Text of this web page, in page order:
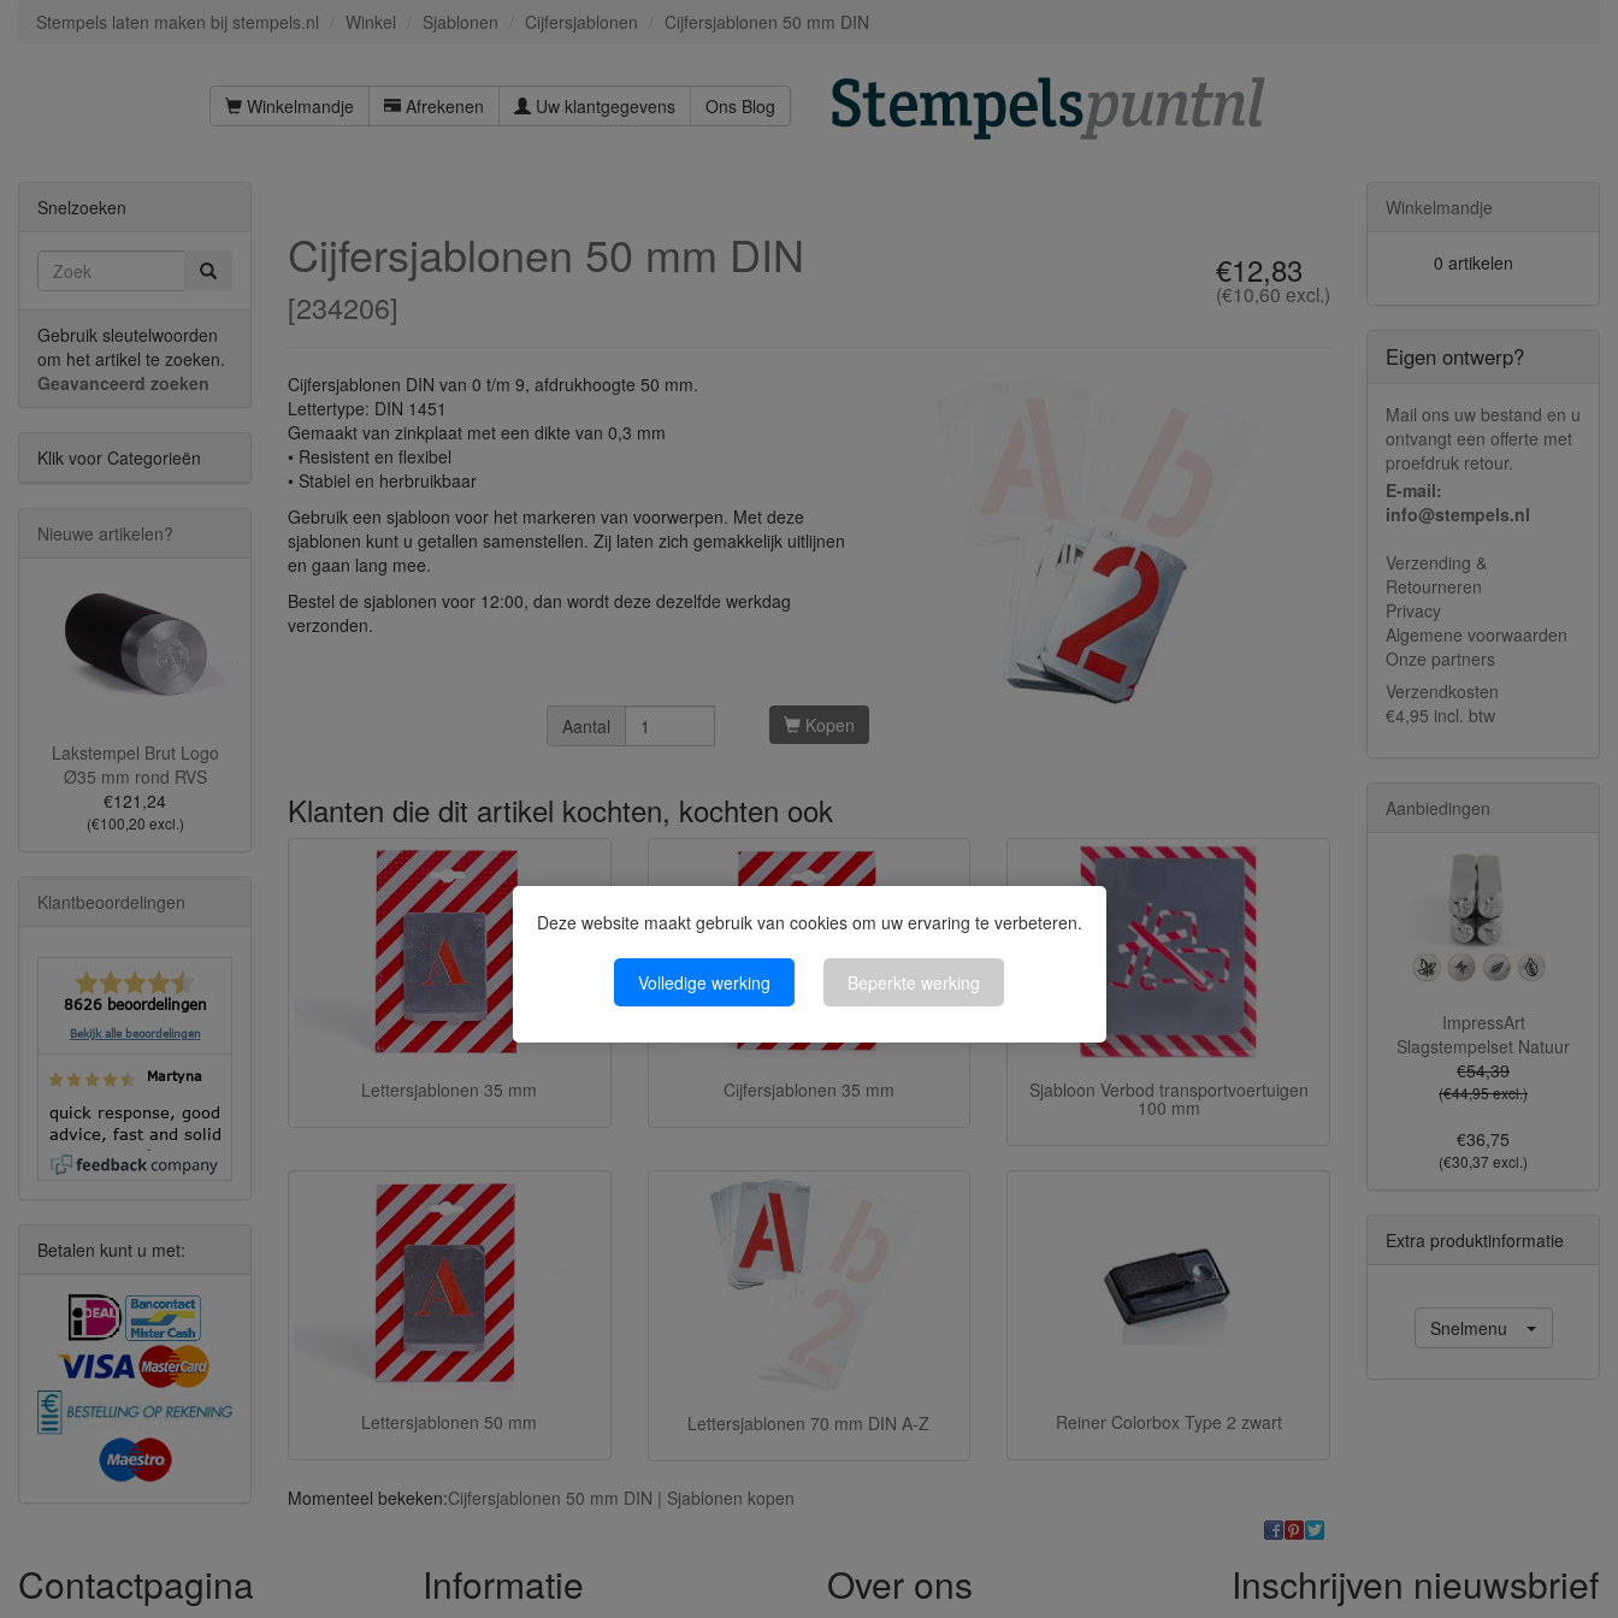
Deze website maakt gebruik van cookies om uw ervaring te verbeteren.
Volledige werking Beperkte werking
Stempels laten maken bij stempels.nl Winkel Sjablonen Cijfersjablonen Cijfersjablonen 50 mm DIN
Winkelmandje Afrekenen Uw klantgegevens Ons Blog
€12,83
(€10,60 excl.)
Cijfersjablonen 50 mm DIN
[234206]
Cijfersjablonen DIN van 0 t/m 9, afdrukhoogte 50 mm.
Lettertype: DIN 1451
Gemaakt van zinkplaat met een dikte van 0,3 mm
• Resistent en flexibel
• Stabiel en herbruikbaar
Gebruik een sjabloon voor het markeren van voorwerpen. Met deze
sjablonen kunt u getallen samenstellen. Zij laten zich gemakkelijk uitlijnen
en gaan lang mee.
Bestel de sjablonen voor 12:00, dan wordt deze dezelfde werkdag
verzonden.
Aantal Kopen
Klanten die dit artikel kochten, kochten ook
Lettersjablonen 35 mm Cijfersjablonen 35 mm Sjabloon Verbod transportvoertuigen
100 mm
Lettersjablonen 50 mm Lettersjablonen 70 mm DIN A-Z Reiner Colorbox Type 2 zwart
Momenteel bekeken:Cijfersjablonen 50 mm DIN | Sjablonen kopen
Snelzoeken
Gebruik sleutelwoorden
om het artikel te zoeken.
Geavanceerd zoeken
Klik voor Categorieën
Nieuwe artikelen?
Lakstempel Brut Logo
Ø35 mm rond RVS
€121,24
(€100,20 excl.)
Klantbeoordelingen
8626 beoordelingen
Bekijk alle beoordelingen
Martyna
quick response, good
advice, fast and solid
execution!
Betalen kunt u met:
Winkelmandje
0 artikelen
Eigen ontwerp?
Mail ons uw bestand en u
ontvangt een offerte met
proefdruk retour.
E-mail:
info@stempels.nl
Verzending &
Retourneren
Privacy
Algemene voorwaarden
Onze partners
Verzendkosten
€4,95 incl. btw
Aanbiedingen
ImpressArt
Slagstempelset Natuur
€54,39
(€44,95 excl.)
€36,75
(€30,37 excl.)
Extra produktinformatie
Snelmenu
Contactpagina Informatie Over ons Inschrijven nieuwsbrief